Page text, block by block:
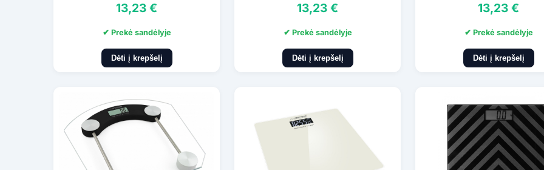
13,23 €
✔ Prekė sandėlyje
Dėti į krepšelį
13,23 €
✔ Prekė sandėlyje
Dėti į krepšelį
13,23 €
✔ Prekė sandėlyje
Dėti į krepšelį